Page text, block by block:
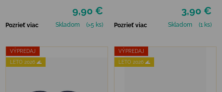
9,90 €
Pozrieť viac Skladom (>5 ks)
3,90 €
Pozrieť viac Skladom (1 ks)
VÝPREDAJ
LETO 2026 🌊
VÝPREDAJ
LETO 2026 🌊